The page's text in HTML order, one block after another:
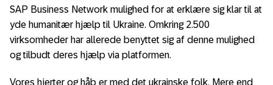
SAP Business Network mulighed for at erklære sig klar til at
yde humanitær hjælp til Ukraine. Omkring 2.500
virksomheder har allerede benyttet sig af denne mulighed
og tilbudt deres hjælp via platformen.
Vores hjerter og håb er med det ukrainske folk. Mere end